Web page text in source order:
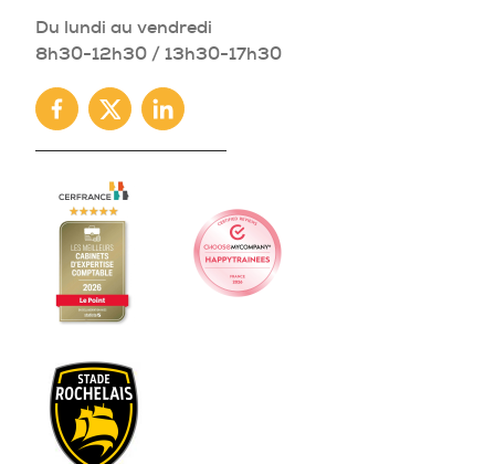
Du lundi au vendredi
8h30-12h30 / 13h30-17h30
Facebook
TwitterLinkedin